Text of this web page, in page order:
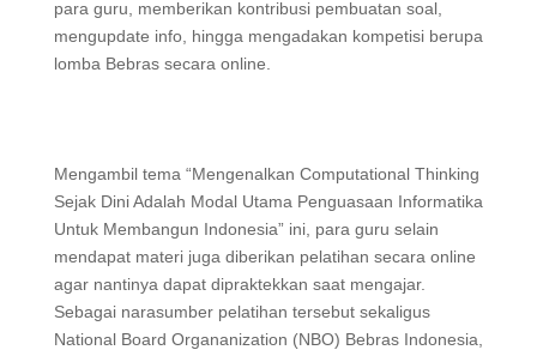
para guru, memberikan kontribusi pembuatan soal,
mengupdate info, hingga mengadakan kompetisi berupa
lomba Bebras secara online.
Mengambil tema “Mengenalkan Computational Thinking
Sejak Dini Adalah Modal Utama Penguasaan Informatika
Untuk Membangun Indonesia” ini, para guru selain
mendapat materi juga diberikan pelatihan secara online
agar nantinya dapat dipraktekkan saat mengajar.
Sebagai narasumber pelatihan tersebut sekaligus
National Board Organanization (NBO) Bebras Indonesia,